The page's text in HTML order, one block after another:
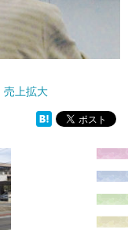
売上拡大